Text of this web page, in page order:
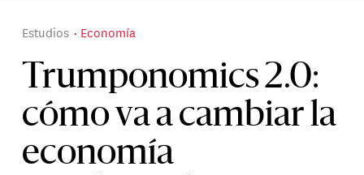
Trumponomics 2.0:
cómo va a cambiar la
economía
Estudios Economía